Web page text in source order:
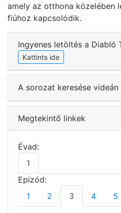
amely az otthona közelében
fiúhoz kapcsolódik.
Ingyenes letöltés a Diabló
Kattints ide
A sorozat keresése videán
Megtekintő linkek
Évad:
1
Epizód:
1
2 3 4 5